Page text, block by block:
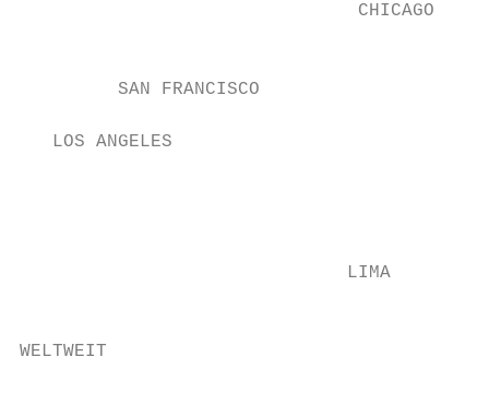
CHICAGO
         SAN FRANCISCO
   LOS ANGELES
LIMA
WELTWEIT